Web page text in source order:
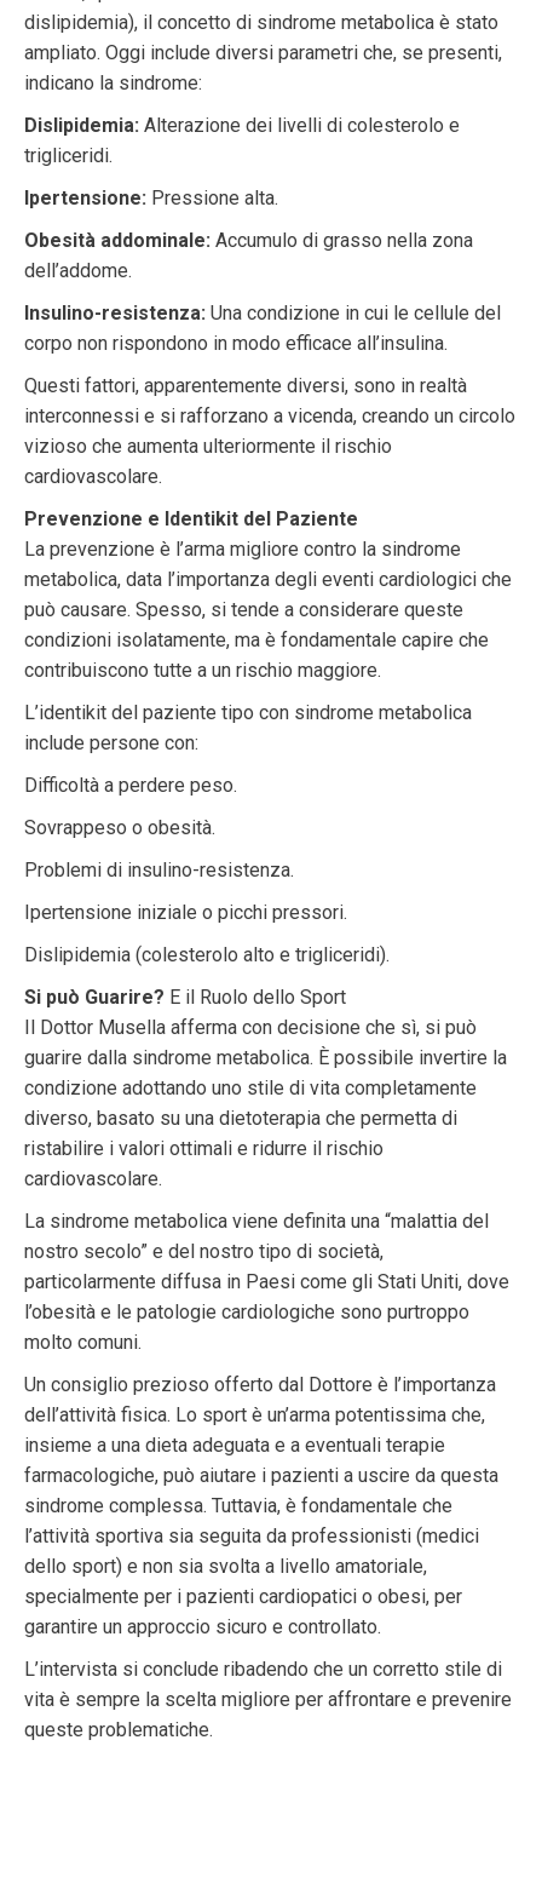
dislipidemia), il concetto di sindrome metabolica è stato
ampliato. Oggi include diversi parametri che, se presenti,
indicano la sindrome:
Dislipidemia: Alterazione dei livelli di colesterolo e
trigliceridi.
Ipertensione: Pressione alta.
Obesità addominale: Accumulo di grasso nella zona
dell’addome.
Insulino-resistenza: Una condizione in cui le cellule del
corpo non rispondono in modo efficace all’insulina.
Questi fattori, apparentemente diversi, sono in realtà
interconnessi e si rafforzano a vicenda, creando un circolo
vizioso che aumenta ulteriormente il rischio
cardiovascolare.
Prevenzione e Identikit del Paziente
La prevenzione è l’arma migliore contro la sindrome
metabolica, data l’importanza degli eventi cardiologici che
può causare. Spesso, si tende a considerare queste
condizioni isolatamente, ma è fondamentale capire che
contribuiscono tutte a un rischio maggiore.
L’identikit del paziente tipo con sindrome metabolica
include persone con:
Difficoltà a perdere peso.
Sovrappeso o obesità.
Problemi di insulino-resistenza.
Ipertensione iniziale o picchi pressori.
Dislipidemia (colesterolo alto e trigliceridi).
Si può Guarire? E il Ruolo dello Sport
Il Dottor Musella afferma con decisione che sì, si può
guarire dalla sindrome metabolica. È possibile invertire la
condizione adottando uno stile di vita completamente
diverso, basato su una dietoterapia che permetta di
ristabilire i valori ottimali e ridurre il rischio
cardiovascolare.
La sindrome metabolica viene definita una “malattia del
nostro secolo” e del nostro tipo di società,
particolarmente diffusa in Paesi come gli Stati Uniti, dove
l’obesità e le patologie cardiologiche sono purtroppo
molto comuni.
Un consiglio prezioso offerto dal Dottore è l’importanza
dell’attività fisica. Lo sport è un’arma potentissima che,
insieme a una dieta adeguata e a eventuali terapie
farmacologiche, può aiutare i pazienti a uscire da questa
sindrome complessa. Tuttavia, è fondamentale che
l’attività sportiva sia seguita da professionisti (medici
dello sport) e non sia svolta a livello amatoriale,
specialmente per i pazienti cardiopatici o obesi, per
garantire un approccio sicuro e controllato.
L’intervista si conclude ribadendo che un corretto stile di
vita è sempre la scelta migliore per affrontare e prevenire
queste problematiche.